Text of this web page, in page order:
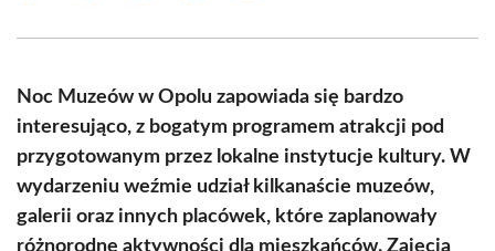
(Twitter)
Noc Muzeów w Opolu zapowiada się bardzo
interesująco, z bogatym programem atrakcji pod
przygotowanym przez lokalne instytucje kultury. W
wydarzeniu weźmie udział kilkanaście muzeów,
galerii oraz innych placówek, które zaplanowały
różnorodne aktywności dla mieszkańców. Zajęcia